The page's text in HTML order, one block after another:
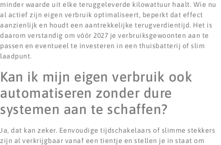
minder waarde uit elke teruggeleverde kilowattuur haalt. Wie nu
al actief zijn eigen verbruik optimaliseert, beperkt dat effect
aanzienlijk en houdt een aantrekkelijke terugverdientijd. Het is
daarom verstandig om vóór 2027 je verbruiksgewoonten aan te
passen en eventueel te investeren in een thuisbatterij of slim
laadpunt.
Kan ik mijn eigen verbruik ook
automatiseren zonder dure
systemen aan te schaffen?
Ja, dat kan zeker. Eenvoudige tijdschakelaars of slimme stekkers
zijn al verkrijgbaar vanaf een tientje en stellen je in staat om